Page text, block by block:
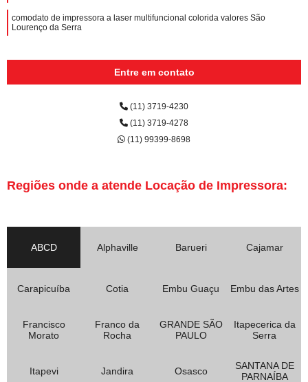
comodato de impressora a laser multifuncional colorida valores São
Lourenço da Serra
Entre em contato
(11) 3719-4230
(11) 3719-4278
(11) 99399-8698
Regiões onde a atende Locação de Impressora:
ABCD Alphaville Barueri Cajamar
Carapicuíba Cotia Embu Guaçu Embu das Artes
Francisco
Morato
Franco da
Rocha
GRANDE SÃO
PAULO
Itapecerica da
Serra
Itapevi Jandira Osasco
SANTANA DE
PARNAÍBA